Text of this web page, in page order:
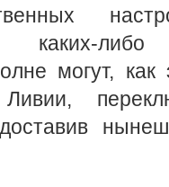
каких-
могут,